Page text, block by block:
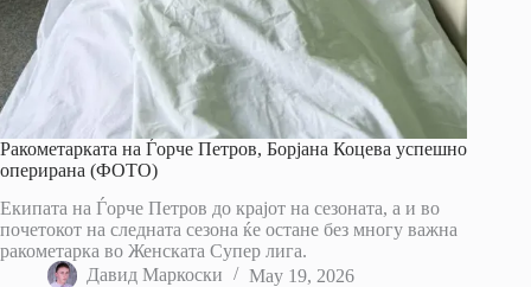
Ракометарката на Ѓорче Петров, Борјана Коцева успешно
оперирана (ФОТО)
Екипата на Ѓорче Петров до крајот на сезоната, а и во
почетокот на следната сезона ќе остане без многу важна
ракометарка во Женската Супер лига.
Давид Маркоски
May 19, 2026